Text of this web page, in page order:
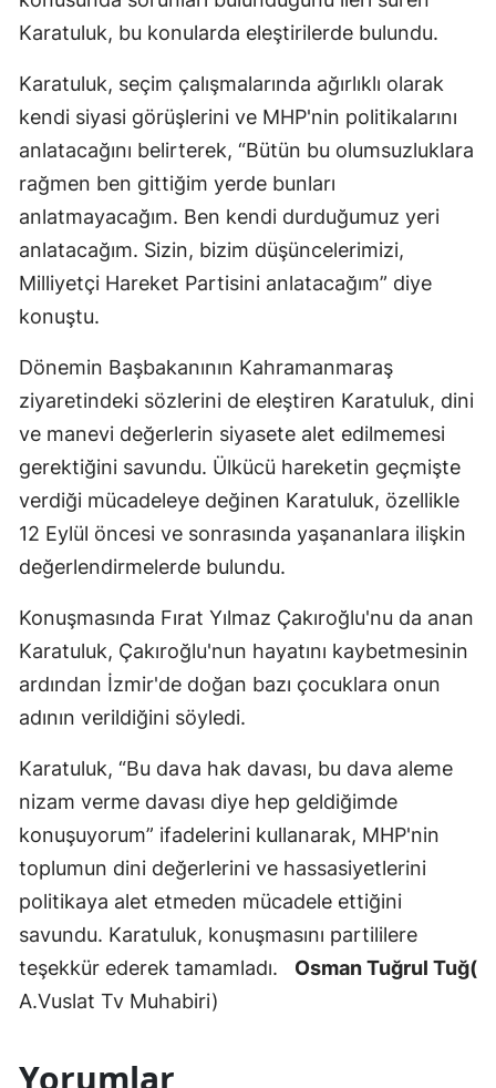
Karatuluk, bu konularda eleştirilerde bulundu.
Karatuluk, seçim çalışmalarında ağırlıklı olarak
kendi siyasi görüşlerini ve MHP'nin politikalarını
anlatacağını belirterek, “Bütün bu olumsuzluklara
rağmen ben gittiğim yerde bunları
anlatmayacağım. Ben kendi durduğumuz yeri
anlatacağım. Sizin, bizim düşüncelerimizi,
Milliyetçi Hareket Partisini anlatacağım” diye
konuştu.
Dönemin Başbakanının Kahramanmaraş
ziyaretindeki sözlerini de eleştiren Karatuluk, dini
ve manevi değerlerin siyasete alet edilmemesi
gerektiğini savundu. Ülkücü hareketin geçmişte
verdiği mücadeleye değinen Karatuluk, özellikle
12 Eylül öncesi ve sonrasında yaşananlara ilişkin
değerlendirmelerde bulundu.
Konuşmasında Fırat Yılmaz Çakıroğlu'nu da anan
Karatuluk, Çakıroğlu'nun hayatını kaybetmesinin
ardından İzmir'de doğan bazı çocuklara onun
adının verildiğini söyledi.
Karatuluk, “Bu dava hak davası, bu dava aleme
nizam verme davası diye hep geldiğimde
konuşuyorum” ifadelerini kullanarak, MHP'nin
toplumun dini değerlerini ve hassasiyetlerini
politikaya alet etmeden mücadele ettiğini
savundu. Karatuluk, konuşmasını partililere
teşekkür ederek tamamladı. Osman Tuğrul Tuğ(
A.Vuslat Tv Muhabiri)